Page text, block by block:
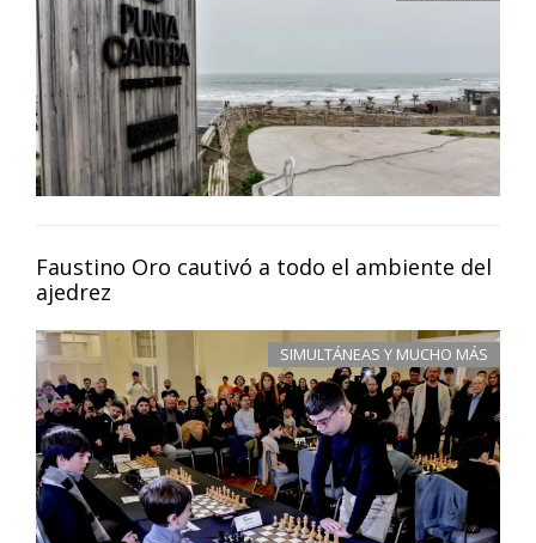
Faustino Oro cautivó a todo el ambiente del
ajedrez
SIMULTÁNEAS Y MUCHO MÁS